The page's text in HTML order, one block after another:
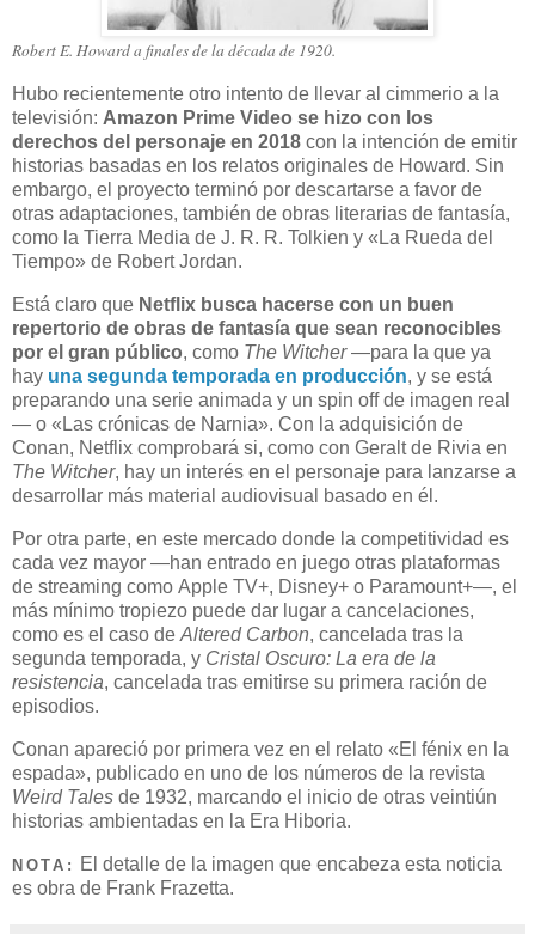
Robert E. Howard a finales de la década de 1920.
Hubo recientemente otro intento de llevar al cimmerio a la
televisión: Amazon Prime Video se hizo con los
derechos del personaje en 2018 con la intención de emitir
historias basadas en los relatos originales de Howard. Sin
embargo, el proyecto terminó por descartarse a favor de
otras adaptaciones, también de obras literarias de fantasía,
como la Tierra Media de J. R. R. Tolkien y «La Rueda del
Tiempo» de Robert Jordan.
Está claro que Netflix busca hacerse con un buen
repertorio de obras de fantasía que sean reconocibles
por el gran público, como The Witcher—para la que ya
hay una segunda temporada en producción, y se está
preparando una serie animada y un spin off de imagen real
— o «Las crónicas de Narnia». Con la adquisición de
Conan, Netflix comprobará si, como con Geralt de Rivia en
The Witcher, hay un interés en el personaje para lanzarse a
desarrollar más material audiovisual basado en él.
Por otra parte, en este mercado donde la competitividad es
cada vez mayor —han entrado en juego otras plataformas
de streaming como Apple TV+, Disney+ o Paramount+—, el
más mínimo tropiezo puede dar lugar a cancelaciones,
como es el caso de Altered Carbon, cancelada tras la
segunda temporada, y Cristal Oscuro: La era de la
resistencia, cancelada tras emitirse su primera ración de
episodios.
Conan apareció por primera vez en el relato «El fénix en la
espada», publicado en uno de los números de la revista
Weird Tales de 1932, marcando el inicio de otras veintiún
historias ambientadas en la Era Hiboria.
NOTA:
El detalle de la imagen que encabeza esta noticia
es obra de Frank Frazetta.